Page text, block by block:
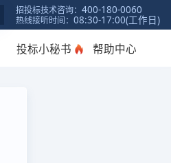
招投标技术咨询：400-180-0060
热线接听时间：08:30-17:00(工作日)
投标小秘书 帮助中心